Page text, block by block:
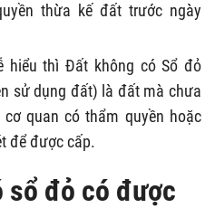
thừa kế đất trước ngày
hiểu thì Đất không có Sổ đỏ
sử dụng đất) là đất mà chưa
quan có thẩm quyền hoặc
để được cấp.
sổ đỏ có được